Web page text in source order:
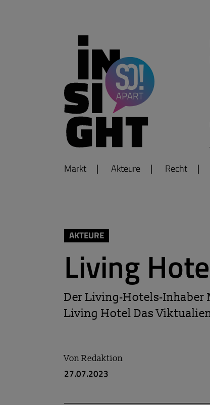
Markt Akteure Recht
AKTEURE
Living
Der Living-Hotels-Inhaber
Living Hotel Das
VonRedaktion
27.07.2023